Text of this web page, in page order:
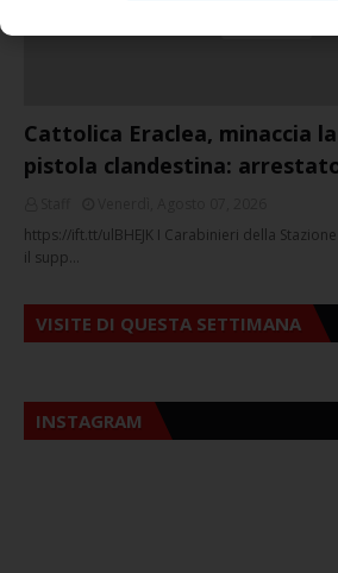
Cattolica Eraclea, minaccia
pistola clandestina:
https://ift.tt/ulBHEJK I Carabinieri della
il supp…
VISITE DI QUESTA SETTIMANA
INSTAGRAM